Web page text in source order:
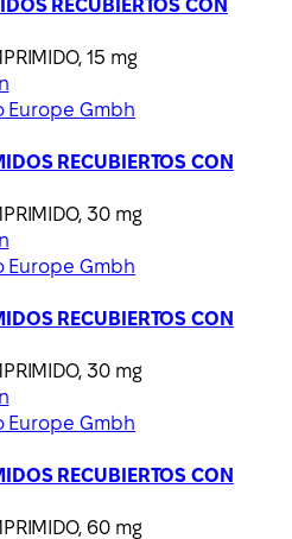
RECUBIERTOS CON
15 mg
Europe Gmbh
RECUBIERTOS CON
30 mg
Europe Gmbh
RECUBIERTOS CON
30 mg
Europe Gmbh
RECUBIERTOS CON
60 mg